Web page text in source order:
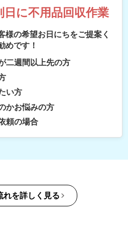
に不用品回収作業
様の希望お日にちをご提案く
めです！
二週間以上先の方
い方
かお悩みの方
頼の場合
れを詳しく見る